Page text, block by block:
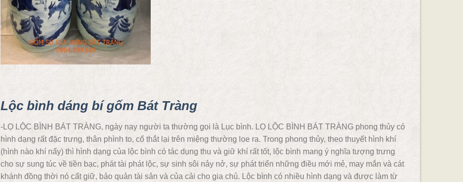
Lộc bình dáng bí gốm Bát Tràng
-LỌ LỘC BÌNH BÁT TRÀNG, ngày nay người ta thường gọi là Lục bình. LỌ LỘC BÌNH BÁT TRÀNG phong thủy có
hình dạng rất đặc trưng, thân phình to, cổ thắt lại trên miệng thường loe ra. Trong phong thủy, theo thuyết hình khí
(hình nào khí nấy) thì hình dạng của lộc bình có tác dụng thu và giữ khí rất tốt, lộc bình mang ý nghĩa tượng trưng
cho sự sung túc về tiền bạc, phát tài phát lộc, sự sinh sôi nảy nở, sự phát triển những điều mới mẻ, may mắn và cát
khánh đồng thời nó cất giữ, bảo quản tài sản và của cải cho gia chủ. Lộc bình có nhiều hình dạng và được làm từ